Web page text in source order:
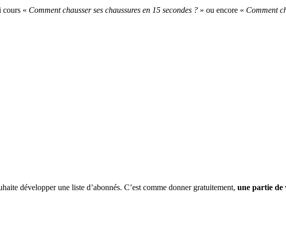
cours « Comment chausser ses chaussures en 15 secondes ? » ou encore « Comment
développer une liste d’abonnés. C’est comme donner gratuitement, une partie de